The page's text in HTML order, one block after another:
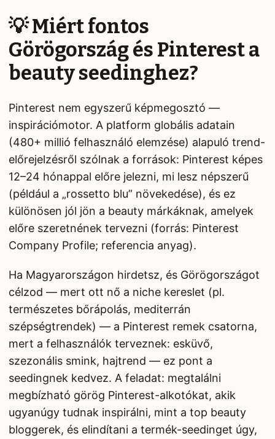
💡 Miért fontos
Görögország és Pinterest a
beauty seedinghez?
Pinterest nem egyszerű képmegosztó —
inspirációmotor. A platform globális adatain
(480+ millió felhasználó elemzése) alapuló trend-
előrejelzésről szólnak a források: Pinterest képes
12–24 hónappal előre jelezni, mi lesz népszerű
(például a „rossetto blu” növekedése), és ez
különösen jól jön a beauty márkáknak, amelyek
előre szeretnének tervezni (forrás: Pinterest
Company Profile; referencia anyag).
Ha Magyarországon hirdetsz, és Görögországot
célzod — mert ott nő a niche kereslet (pl.
természetes bőrápolás, mediterrán
szépségtrendek) — a Pinterest remek csatorna,
mert a felhasználók terveznek: esküvő,
szezonális smink, hajtrend — ez pont a
seedingnek kedvez. A feladat: megtalálni
megbízható görög Pinterest-alkotókat, akik
ugyanúgy tudnak inspirálni, mint a top beauty
bloggerek, és elindítani a termék-seedinget úgy,